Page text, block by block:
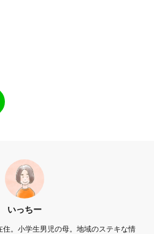
いっちー
。小学生男児の母。地域のステキな情